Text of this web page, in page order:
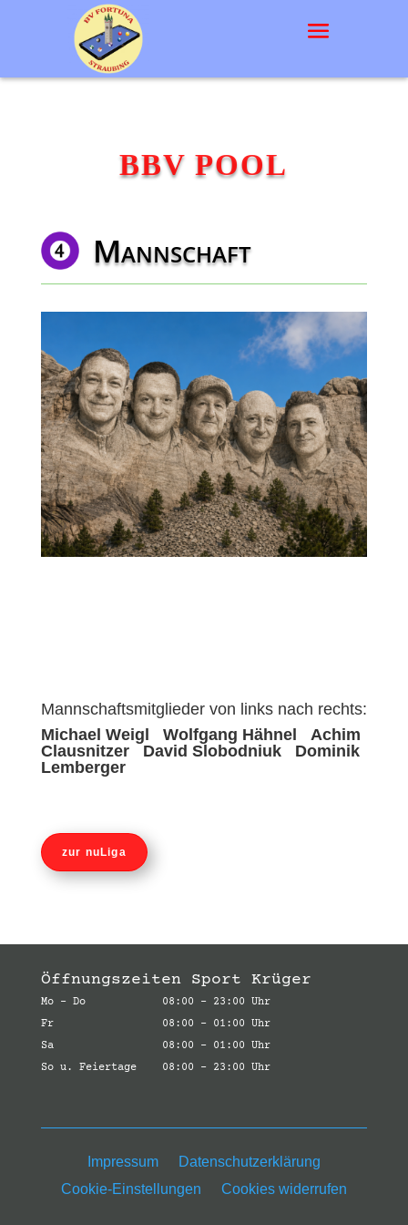
BBV POOL
Mannschaft
Mannschaftsmitglieder von links nach rechts:
Michael Weigl Wolfgang Hähnel Achim
Clausnitzer David Slobodniuk Dominik
Lemberger
zur nuLiga
Öffnungszeiten Sport Krüger
Mo – Do 08:00 – 23:00 Uhr
Fr 08:00 – 01:00 Uhr
Sa 08:00 – 01:00 Uhr
So u. Feiertage 08:00 – 23:00 Uhr
Impressum
Datenschutzerklärung
Cookie-Einstellungen
Cookies widerrufen